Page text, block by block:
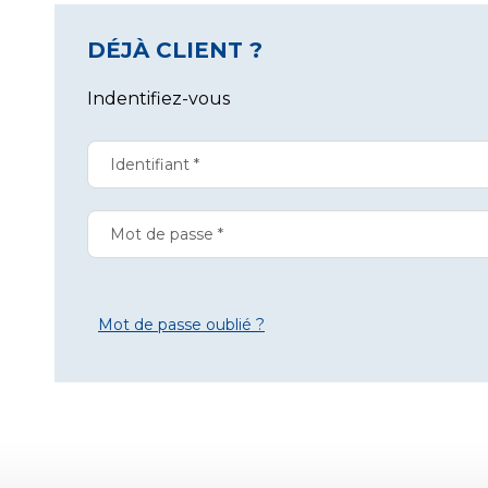
DÉJÀ CLIENT ?
Indentifiez-vous
Mot de passe oublié ?